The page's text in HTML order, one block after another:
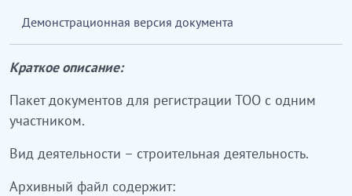
Демонстрационная версия документа
Краткое описание:
Пакет документов для регистрации ТОО с одним
участником.
Вид деятельности – строительная деятельность.
Архивный файл содержит: